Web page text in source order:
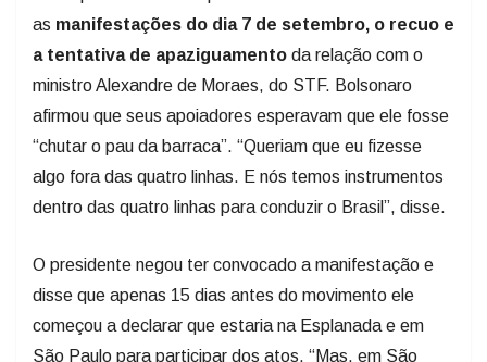
as manifestações do dia 7 de setembro, o recuo e
a tentativa de apaziguamento da relação com o
ministro Alexandre de Moraes, do STF. Bolsonaro
afirmou que seus apoiadores esperavam que ele fosse
“chutar o pau da barraca”. “Queriam que eu fizesse
algo fora das quatro linhas. E nós temos instrumentos
dentro das quatro linhas para conduzir o Brasil”, disse.
O presidente negou ter convocado a manifestação e
disse que apenas 15 dias antes do movimento ele
começou a declarar que estaria na Esplanada e em
São Paulo para participar dos atos. “Mas, em São